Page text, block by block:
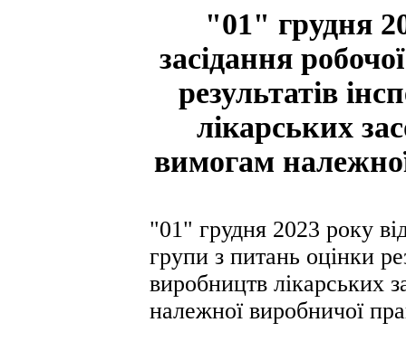
"01" грудня
засідання
результатів
лікарських
вимогам
"01" грудня 2023 року
групи з питань оцінки
виробництв лікарських
належної виробничої